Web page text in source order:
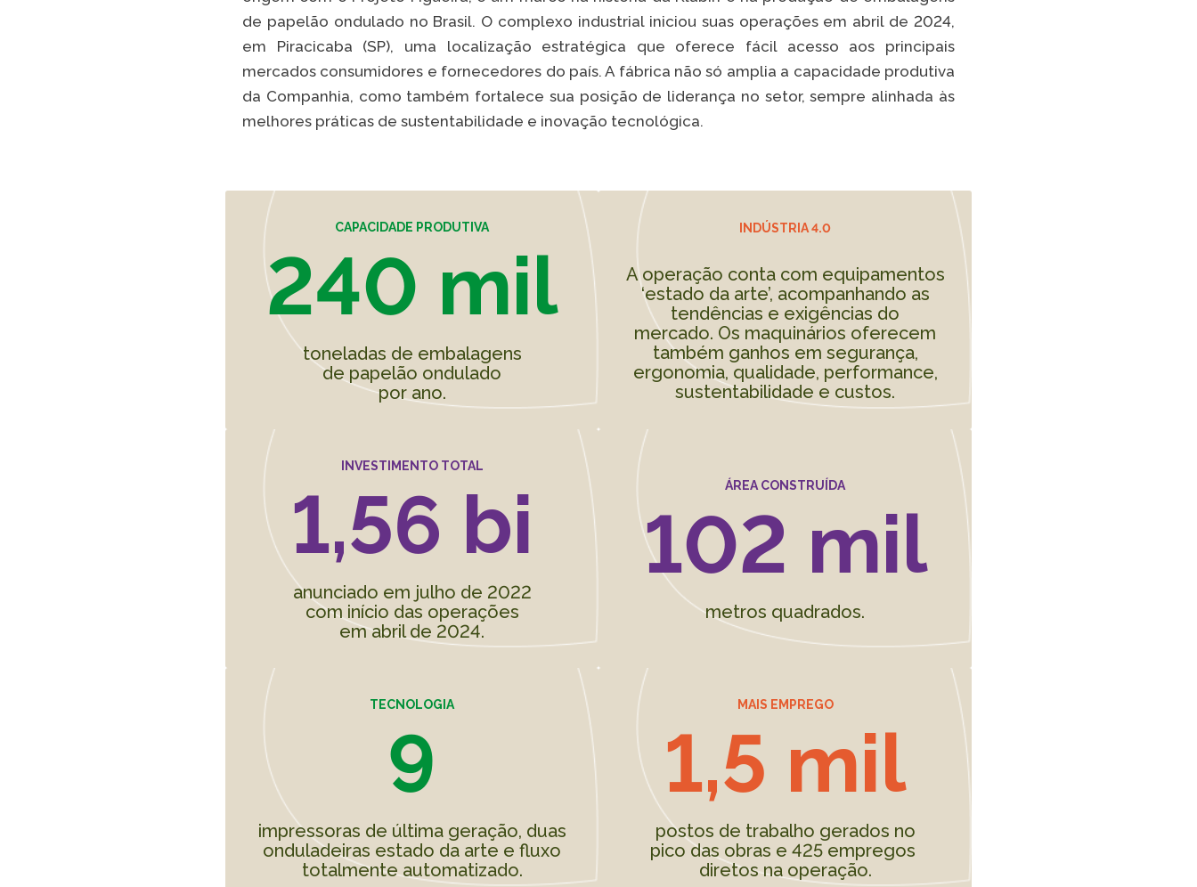
Spotify
TikTok
VER A LISTA COMPLETA
de papelão ondulado no Brasil. O complexo industrial iniciou suas operações em abril de 2024,
em Piracicaba (SP), uma localização estratégica que oferece fácil acesso aos principais
mercados consumidores e fornecedores do país. A fábrica não só amplia a capacidade produtiva
da Companhia, como também fortalece sua posição de liderança no setor, sempre alinhada às
melhores práticas de sustentabilidade e inovação tecnológica.
CAPACIDADE PRODUTIVA
240 mil
toneladas de embalagens
de papelão ondulado
por ano.
INDÚSTRIA 4.0
A operação conta com equipamentos
‘estado da arte’, acompanhando as
tendências e exigências do
mercado. Os maquinários oferecem
também ganhos em segurança,
ergonomia, qualidade, performance,
sustentabilidade e custos.
INVESTIMENTO TOTAL
1,56 bi
anunciado em julho de 2022
com início das operações
em abril de 2024.
ÁREA CONSTRUÍDA
102 mil
metros quadrados.
TECNOLOGIA
9
impressoras de última geração, duas
onduladeiras estado da arte e fluxo
totalmente automatizado.
MAIS EMPREGO
1,5 mil
postos de trabalho gerados no
pico das obras e 425 empregos
diretos na operação.